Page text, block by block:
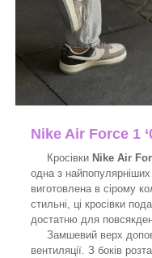
Nike Air Force 1
Кросівки Nike Air
одна з найпопулярніших
виготовлена в сірому
стильні, ці кросівки
достатню для
Замшевий верх
вентиляції. З боків